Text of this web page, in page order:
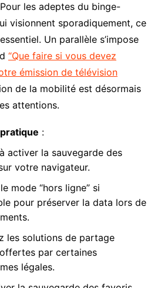
les adeptes du binge-
visionnent sporadiquement, ce
Un parallèle s’impose
“Que faire si vous devez
émission de télévision
de la mobilité est désormais
attentions.
:
activer la sauvegarde des
votre navigateur.
mode “hors ligne” si
pour préserver la data lors de
les solutions de partage
par certaines
légales.